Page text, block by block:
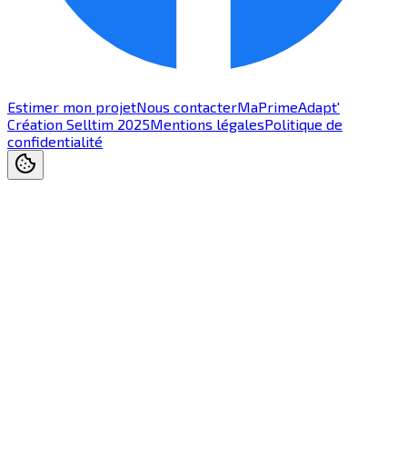
Estimer mon projetNous contacterMaPrimeAdapt'
Création Selltim 2025Mentions légalesPolitique de
confidentialité